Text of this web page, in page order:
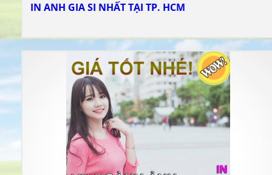
IN ANH GIA SI NHẤT TẠI TP. HCM